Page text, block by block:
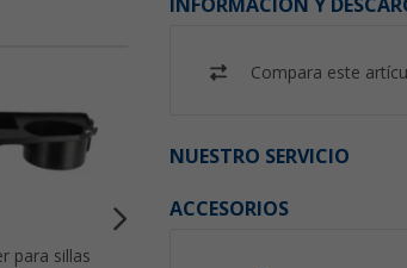
INFORMACIÓN Y
Compara este
NUESTRO SERVICIO
ACCESORIOS
para sillas